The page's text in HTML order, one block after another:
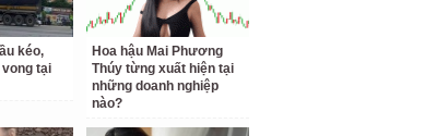
kéo,
tại
Hoa hậu Mai Phương
Thúy từng xuất hiện tại
những doanh nghiệp
nào?